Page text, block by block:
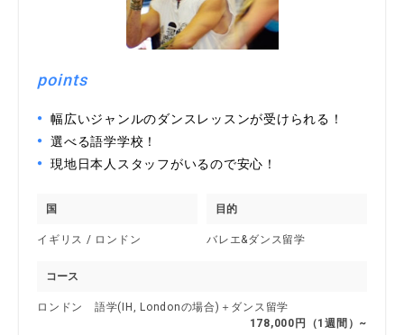
points
幅広いジャンルのダンスレッスンが受けられる！
選べる語学学校！
現地日本人スタッフがいるので安心！
国
イギリス / ロンドン
目的
バレエ&ダンス留学
コース
ロンドン 語学(IH, Londonの場合)＋ダンス留学
178,000円（1週間）~